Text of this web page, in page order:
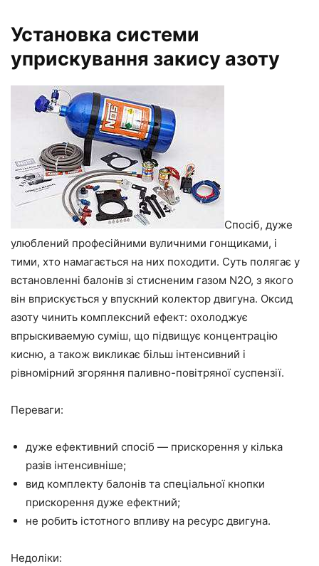
Установка системи
уприскування закису азоту
Спосіб, дуже
улюблений професійними вуличними гонщиками, і
тими, хто намагається на них походити. Суть полягає у
встановленні балонів зі стисненим газом N2O, з якого
він вприскується у впускний колектор двигуна. Оксид
азоту чинить комплексний ефект: охолоджує
впрыскиваемую суміш, що підвищує концентрацію
кисню, а також викликає більш інтенсивний і
рівномірний згоряння паливно-повітряної суспензії.
Переваги:
дуже ефективний спосіб — прискорення у кілька
разів інтенсивніше;
вид комплекту балонів та спеціальної кнопки
прискорення дуже ефектний;
не робить істотного впливу на ресурс двигуна.
Недоліки: